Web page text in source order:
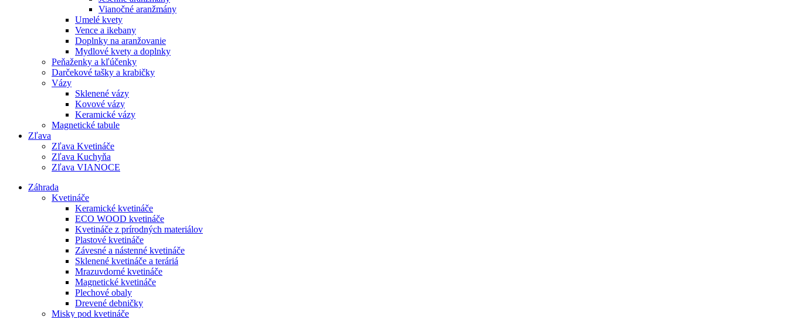
Vianočné aranžmány
Umelé kvety
Vence a ikebany
Doplnky na aranžovanie
Mydlové kvety a doplnky
Peňaženky a kľúčenky
Darčekové tašky a krabičky
Vázy
Sklenené vázy
Kovové vázy
Keramické vázy
Magnetické tabule
Zľava
Zľava Kvetináče
Zľava Kuchyňa
Zľava VIANOCE
Záhrada
Kvetináče
Keramické kvetináče
ECO WOOD kvetináče
Kvetináče z prírodných materiálov
Plastové kvetináče
Závesné a nástenné kvetináče
Sklenené kvetináče a teráriá
Mrazuvdorné kvetináče
Magnetické kvetináče
Plechové obaly
Drevené debničky
Misky pod kvetináče